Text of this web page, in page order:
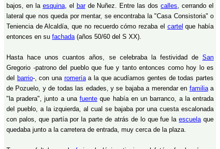
bajos, en la esquina, el barde Nuñez. Entre las doscalles, cerrando el
lateral que nos queda por mentar, se encontraba la "Casa Consistoria" o
Teniencia de Alcaldía, que no recuerdo cómo rezaba el cartel que había
entonces en su fachada(años 50/60 del S XX).
Hasta hace unos cuantos años, se celebraba la festividad de San
Gregorio -patrono del pueblo que fue y tanto entonces como hoy lo es
del
barrio-, con una romeríaa la que acudíamos gentes de todas partes
de Pozuelo, y de todas las edades, y se bajaba a merendar en familiaa
"la pradera", junto a unafuente que había en un barranco, a la entrada
del pueblo, a la izquierda, al cual se bajaba por una cuesta escalonada
con palos, que partía por la parte de atrás de lo que fue laescuelaque
quedaba junto a la carretera de entrada, muy cerca de la plaza.